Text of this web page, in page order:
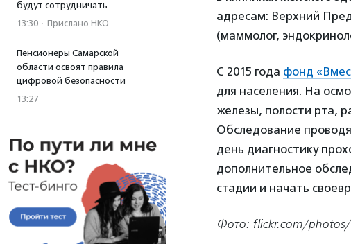
будут сотрудничать
13:30 · Прислано НКО
Пенсионеры Самарской
области освоят правила
цифровой безопасности
13:27
адресам: Верхний
(маммолог,
С 2015 года фонд
для населения. На
железы, полости рта,
Обследование
день диагностику
дополнительное
стадии и начать
Фото: flickr.com/